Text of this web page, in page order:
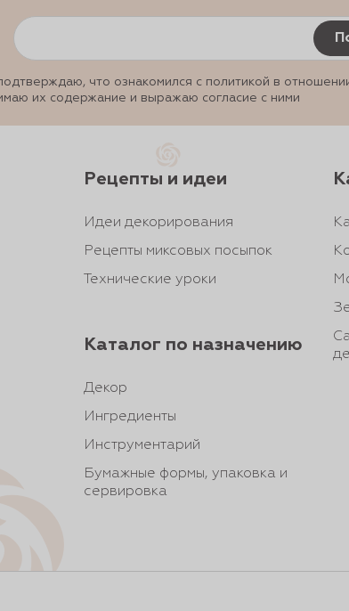
что ознакомился с политикой в
их содержание и выражаю согласие с ними
Рецепты и идеи
Идеи декорирования
Рецепты миксовых посыпок
Технические уроки
Каталог по назначению
Декор
Ингредиенты
Инструментарий
Бумажные формы, упаковка и
сервировка